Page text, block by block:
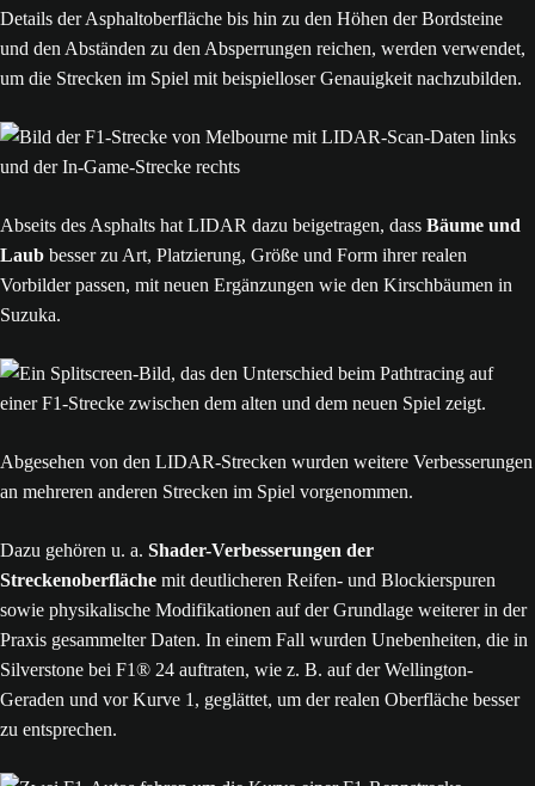
Details der Asphaltoberfläche bis hin zu den Höhen der Bordsteine
und den Abständen zu den Absperrungen reichen, werden verwendet,
um die Strecken im Spiel mit beispielloser Genauigkeit nachzubilden.
Abseits des Asphalts hat LIDAR dazu beigetragen, dass Bäume und
Laub besser zu Art, Platzierung, Größe und Form ihrer realen
Vorbilder passen, mit neuen Ergänzungen wie den Kirschbäumen in
Suzuka.
Abgesehen von den LIDAR-Strecken wurden weitere Verbesserungen
an mehreren anderen Strecken im Spiel vorgenommen.
Dazu gehören u. a. Shader-Verbesserungen der
Streckenoberfläche mit deutlicheren Reifen- und Blockierspuren
sowie physikalische Modifikationen auf der Grundlage weiterer in der
Praxis gesammelter Daten. In einem Fall wurden Unebenheiten, die in
Silverstone bei F1® 24 auftraten, wie z. B. auf der Wellington-
Geraden und vor Kurve 1, geglättet, um der realen Oberfläche besser
zu entsprechen.